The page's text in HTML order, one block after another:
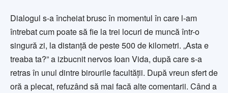
Dialogul s-a încheiat brusc în momentul în care l-am
întrebat cum poate să fie la trei locuri de muncă într-o
singură zi, la distanţă de peste 500 de kilometri. „Asta e
treaba ta?” a izbucnit nervos Ioan Vida, după care s-a
retras în unul dintre birourile facultăţii. După vreun sfert de
oră a plecat, refuzând să mai facă alte comentarii. Când a